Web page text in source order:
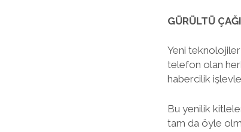
GÜRÜLTÜ ÇAĞI
Yeni teknolojiler
telefon olan
habercilik
Bu yenilik
tam da öyle